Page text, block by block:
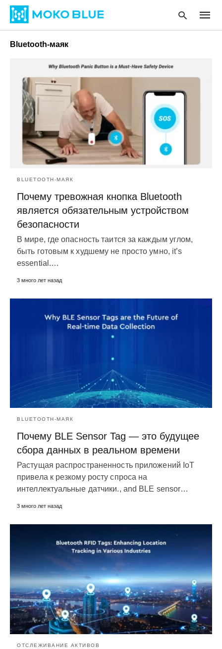
Type
Bluetooth-маяк
BLUETOOTH-МАЯК
Почему тревожная кнопка Bluetooth
является обязательным устройством
безопасности
В мире, где опасность таится за каждым углом,
быть готовым к худшему не просто умно, it’s
essential.…
3 много лет назад
BLUETOOTH-МАЯК
Почему BLE Sensor Tag — это будущее
сбора данных в реальном времени
Растущая распространенность приложений IoT
привела к резкому росту спроса на
интеллектуальные датчики., and BLE sensor…
3 много лет назад
ОТСЛЕЖИВАНИЕ АКТИВОВ